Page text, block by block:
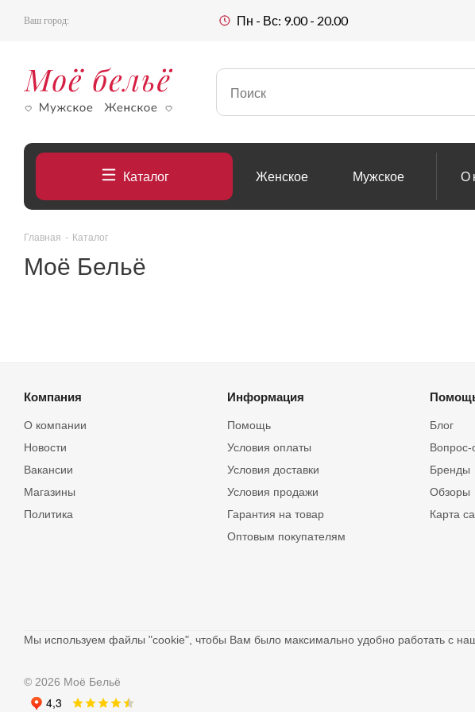
Ваш город: Пн - Вс: 9.00 - 20.00
Каталог Женское Мужское О
Главная - Каталог
Моё Бельё
Компания
О компании
Новости
Вакансии
Магазины
Политика
Информация
Помощь
Условия оплаты
Условия доставки
Условия продажи
Гарантия на товар
Оптовым покупателям
Блог
Вопрос-
Бренды
Обзоры
Карта
Мы используем файлы "cookie", чтобы Вам было максимально удобно работать с
© 2026 Моё Бельё